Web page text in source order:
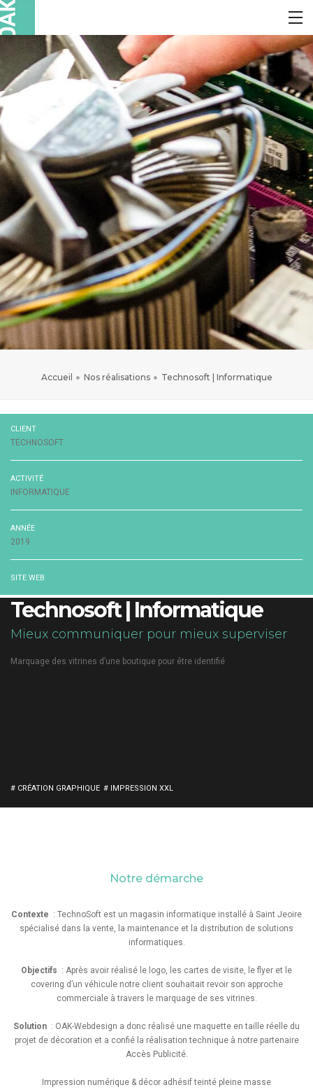
Accueil Nos réalisations Technosoft | Informatique
CLIENT
TECHNOSOFT
ACTIVITÉ
INFORMATIQUE
ANNÉE
2019
SITE WEB
Technosoft | Informatique
Mieux communiquer pour mieux superviser
Marquage des vitrines d’une boutique pour être identifié
# CRÉATION GRAPHIQUE # IMPRESSION XXL
Notre démarche
Contexte : TechnoSoft est un magasin informatique installé à Saint Jeoire
spécialisé dans la vente, la maintenance et la distribution de solutions
informatiques.
Objectifs : Après avoir réalisé le logo, les cartes de visite, le flyer et le
covering d’un véhicule notre client souhaitait revoir son approche
commerciale à travers le marquage de ses vitrines.
Solution : OAK-Webdesign a donc réalisé une maquette en taille réelle du
projet de décoration et a confié la réalisation technique à notre partenaire
Accès Publicité.
Impression numérique & décor adhésif teinté pleine masse